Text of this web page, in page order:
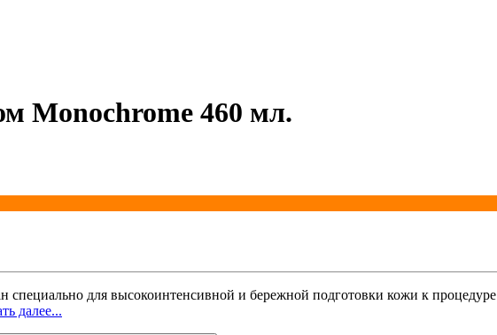
Monochrome 460 мл.
специально для высокоинтенсивной и бережной подготовки кожи к
далее...